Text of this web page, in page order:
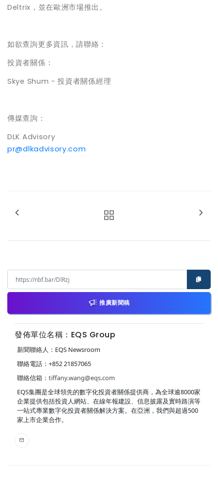
Deltrix，並在歐洲市場推出。
如欲查詢更多資訊，請聯絡：
投資者關係：
Skye Shum - 投資者關係經理
傳媒查詢：
DLK Advisory
pr@dlkadvisory.com
推廣新聞稿
發佈單位名稱：EQS Group
新聞聯絡人：EQS Newsroom
聯絡電話：+852 21857065
聯絡信箱： tiffany.wang@eqs.com
EQS集團是全球領先的數字化投資者關係提供商，為全球逾8000家
企業提供包括投資人網站、在線年報建設、信息披露及實時路演等
一站式專業數字化投資者關係解決方案。在亞洲，我們與超過500
家上市企業合作。